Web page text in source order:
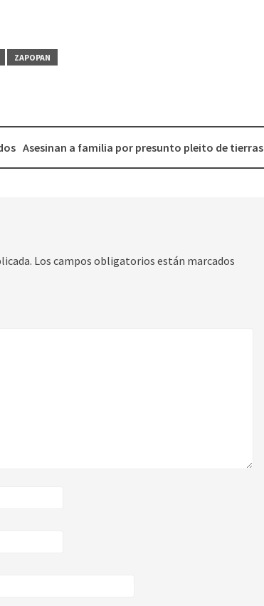
ZAPOPAN
Asesinan a familia por presunto pleito de tierras
Los campos obligatorios están marcados